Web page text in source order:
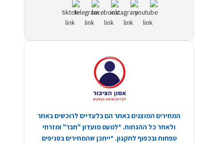
המחירים המוצגים באתר הם בלעדיים לרוכשים באתר
ולאחר כל ההנחות. *למעט מועדון "חבר" ומזרחי
טפחות ובכפוף לתקנון. *ייתכן שהמחירים בסניפים